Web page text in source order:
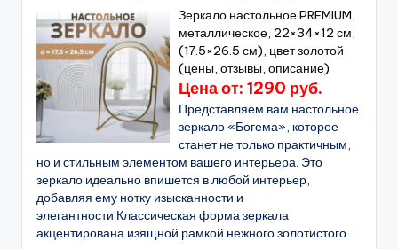
Зеркало настольное PREMIUM,
металлическое, 22×34×12 см,
(17.5×26.5 см), цвет золотой
(цены, отзывы, описание)
Цена от: 1290 руб.
Представляем вам настольное
зеркало «Богема», которое
станет не только практичным,
но и стильным элементом вашего интерьера. Это
зеркало идеально впишется в любой интерьер,
добавляя ему нотку изысканности и
элегантности.Классическая форма зеркала
акцентирована изящной рамкой нежного золотистого...